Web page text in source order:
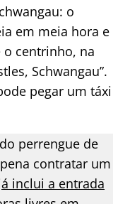
o
em meia hora e
o centrinho, na
Schwangau”.
pegar um táxi
perrengue de
contratar um
inclui a entrada